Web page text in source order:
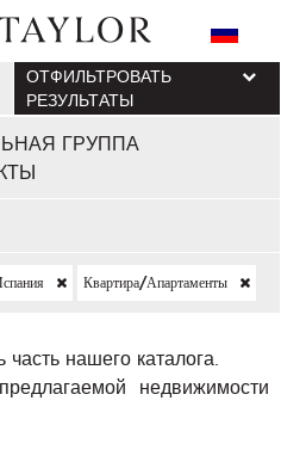
ГРУППА
ОТФИЛЬТРОВАТЬ
РЕЗУЛЬТАТЫ
Квартира/апартаменты
нашего каталога.
недвижимости